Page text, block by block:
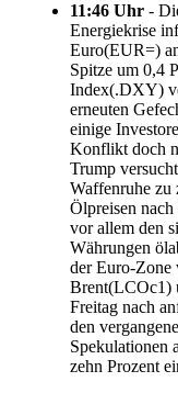
11:46 Uhr -
Energiekrise
Euro(EUR=)
Spitze um 0,4
Index(.DXY)
erneuten
einige
Konflikt doch
Trump
Waffenruhe zu
Ölpreisen
vor allem den
Währungen
der Euro-Zone
Brent(LCOc1)
Freitag nach
den
Spekulationen
zehn Prozent